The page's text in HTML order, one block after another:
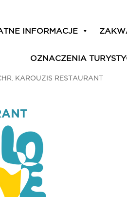
INFORMACJE
OZNACZENIA
KAROUZIS RESTAURANT